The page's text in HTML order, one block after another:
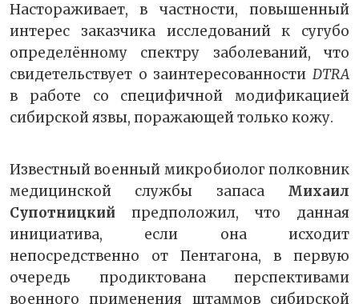
Настораживает, в частности, повышенный
интерес заказчика исследований к сугубо
определённому спектру заболеваний, что
свидетельствует о заинтересованности DTRA
в работе со специфичной модификацией
сибирской язвы, поражающей только кожу.
Известный военный микробиолог полковник
медицинской службы запаса Михаил
Супотницкий предположил, что данная
инициатива, если она исходит
непосредственно от Пентагона, в первую
очередь продиктована перспективами
военного применения штаммов сибирской